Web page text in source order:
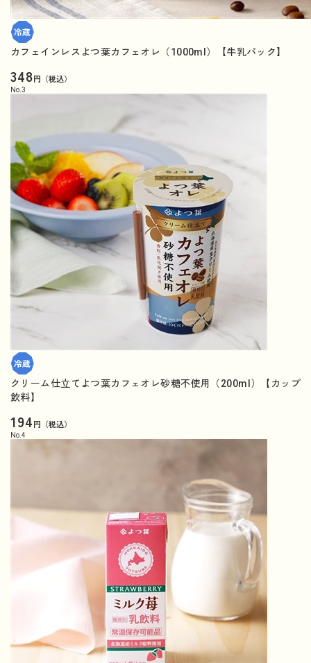
カフェインレスよつ葉カフェオレ（1000ml）【牛乳パック】
348円（税込）
No. 3
クリーム仕立てよつ葉カフェオレ砂糖不使用（200ml）【カップ
飲料】
194円（税込）
No. 4